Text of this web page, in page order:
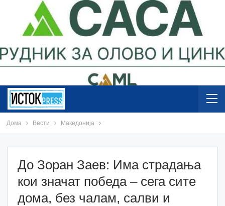
Дома Вести Македонија
До Зоран Заев: Има страдања
кои значат победа – сега сите
дома, без чалам, салви и